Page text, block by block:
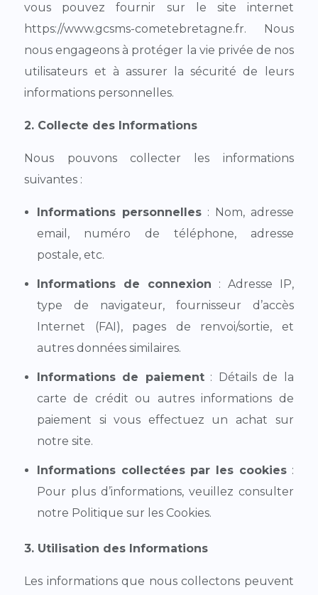
vous pouvez fournir sur le site internet
https://www.gcsms-cometebretagne.fr. Nous
nous engageons à protéger la vie privée de nos
utilisateurs et à assurer la sécurité de leurs
informations personnelles.
2. Collecte des Informations
Nous pouvons collecter les informations
suivantes :
Informations personnelles: Nom, adresse
email, numéro de téléphone, adresse
postale, etc.
Informations de connexion : Adresse IP,
type de navigateur, fournisseur d’accès
Internet (FAI), pages de renvoi/sortie, et
autres données similaires.
Informations de paiement: Détails de la
carte de crédit ou autres informations de
paiement si vous effectuez un achat sur
notre site.
Informations collectées par les cookies:
Pour plus d’informations, veuillez consulter
notre Politique sur les Cookies.
3. Utilisation des Informations
Les informations que nous collectons peuvent